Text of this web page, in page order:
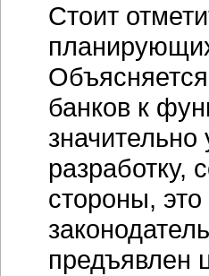
Стоит
банков к
разработку,
стороны,
предъявлен